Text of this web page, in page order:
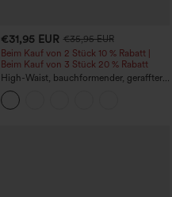
€31,95 EUR €35,95 EUR
Beim Kauf von 2 Stück 10 % Rabatt |
Beim Kauf von 3 Stück 20 % Rabatt
High-Waist, bauchformender, geraffter
Midirock mit geschwungenem Saum, 2-
in-1 Fleece/PU, lässig